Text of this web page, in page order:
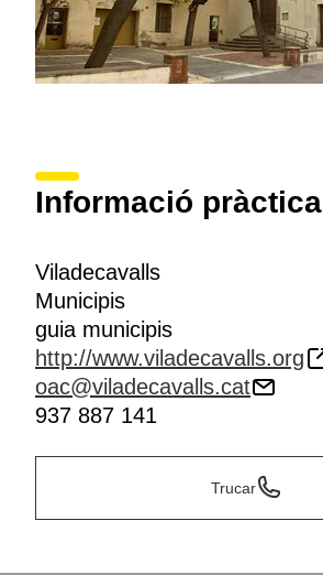
Informació pràctica
Viladecavalls
Municipis
guia municipis
http://www.viladecavalls.org
oac@viladecavalls.cat
937 887 141
Trucar